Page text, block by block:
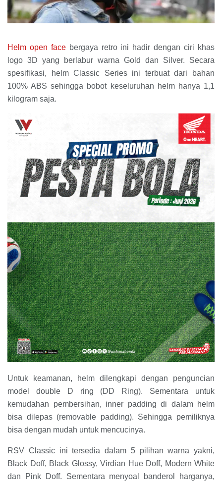
Helm open facebergaya retro ini hadir dengan ciri khas
logo 3D yang berlabur warna Gold dan Silver. Secara
spesifikasi, helm Classic Series ini terbuat dari bahan
100% ABS sehingga bobot keseluruhan helm hanya 1,1
kilogram saja.
Untuk keamanan, helm dilengkapi dengan penguncian
model double D ring (DD Ring). Sementara untuk
kemudahan pembersihan, inner padding di dalam helm
bisa dilepas (removable padding). Sehingga pemiliknya
bisa dengan mudah untuk mencucinya.
RSV Classic ini tersedia dalam 5 pilihan warna yakni,
Black Doff, Black Glossy, Virdian Hue Doff, Modern White
dan Pink Doff. Sementara menyoal banderol harganya,